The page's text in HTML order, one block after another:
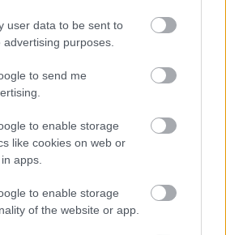
user data to be sent to
purposes.
to send me
to enable storage
like cookies on web or
apps.
to enable storage
of the website or app.
Σύγχρονη αρμονική
συμβίωση
Στη Θεσσαλονίκη το 3ο
Ποδολογίας και
Αισθητικής Άκρων
Διαβήτης: Όσα πρέπει να